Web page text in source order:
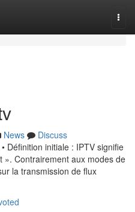
News
Discuss
Définition initiale : IPTV signifie
». Contrairement aux modes de
la transmission de flux